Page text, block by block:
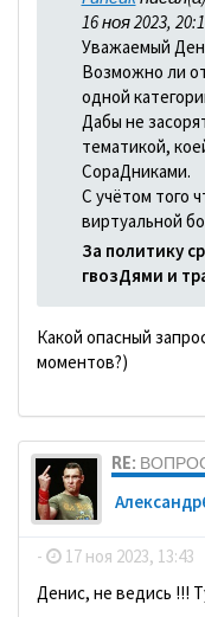
16 ноя 2023,
Уважаемый
Возможно ли
одной
Дабы не
тематикой,
СораДниками.
С учётом того
виртуальной
За политику
гвозДями и
Какой опасный
моментов?)
RE:
- 17 ноя 2023, 13:43
Денис, не ведись !!!